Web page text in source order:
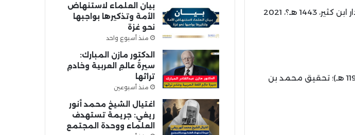
/ سيد عبدالماجد الغوري.- دمشق؛ بيروت: دار ابن كثير، 1443 هـ؟، 2021
/ أحمد بن صيام الدمنهوري (ت 1192 هـ)؛ تحقيق محمد بن
بيان العلماء لاستنهاض
الأمة وتذكيرها بواجبها
نحو غزة
منذ أسبوع واحد
الدكتور مازن المبارك:
سيرةُ عالمِ العربية وخادمِ
تراثها
منذ أسبوعين
اغتيال الشيخ محمد أنور
ريغي: جريمة تستهدف
العلماء ووحدة المجتمع